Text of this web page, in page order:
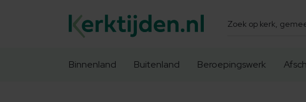
Zoeken
Binnenland Buitenland Beroepingswerk